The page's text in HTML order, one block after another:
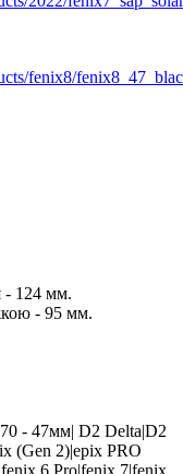
- 124 мм.
- 95 мм.
- 47мм| D2 Delta|D2
(Gen 2)|epix PRO
6 Pro|fenix 7|fenix